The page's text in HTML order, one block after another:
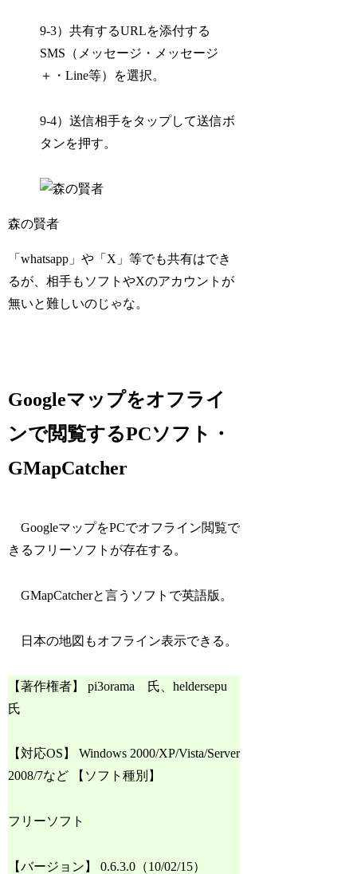
9-3）共有するURLを添付する
SMS（メッセージ・メッセージ
＋・Line等）を選択。
9-4）送信相手をタップして送信ボ
タンを押す。
森の賢者
「whatsapp」や「X」等でも共有はでき
るが、相手もソフトやXのアカウントが
無いと難しいのじゃな。
Googleマップをオフライ
ンで閲覧するPCソフト・
GMapCatcher
GoogleマップをPCでオフライン閲覧で
きるフリーソフトが存在する。
GMapCatcherと言うソフトで英語版。
日本の地図もオフライン表示できる。
【著作権者】 pi3orama 氏、heldersepu
氏
【対応OS】 Windows 2000/XP/Vista/Server
2008/7など 【ソフト種別】
フリーソフト
【バージョン】 0.6.3.0（10/02/15）